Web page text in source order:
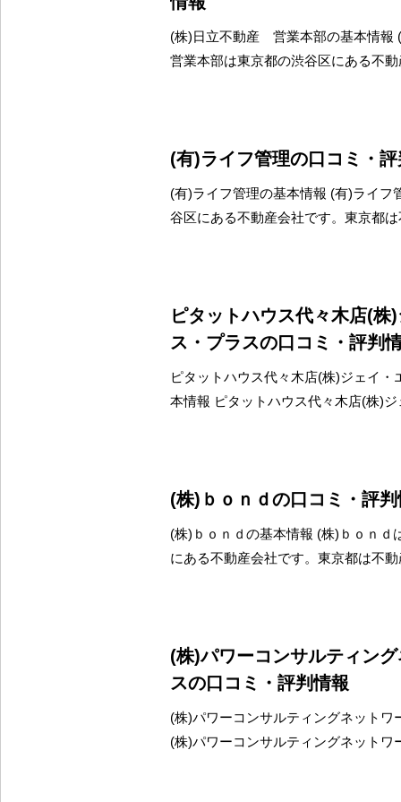
(株)日立不動産 営業本部の基本情
営業本部は東京都の渋谷区にある不
(有)ライフ管理の口コミ・
(有)ライフ管理の基本情報 (有)ライフ
谷区にある不動産会社です。東京都
ピタットハウス代々木店(株
ス・プラスの口コミ・評判
ピタットハウス代々木店(株)ジェイ・
本情報 ピタットハウス代々木店(株)
(株)ｂｏｎｄの口コミ・評
(株)ｂｏｎｄの基本情報 (株)ｂｏｎｄ
にある不動産会社です。東京都は不
(株)パワーコンサルティン
スの口コミ・評判情報
(株)パワーコンサルティングネットワ
(株)パワーコンサルティングネットワ